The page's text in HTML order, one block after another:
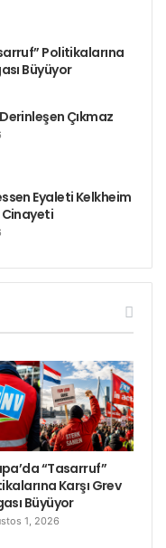
Politikalarına
Büyüyor
Çıkmaz
Eyaleti Kelkheim
Cinayeti
“Tasarruf”
Karşı Grev
Büyüyor
1, 2026